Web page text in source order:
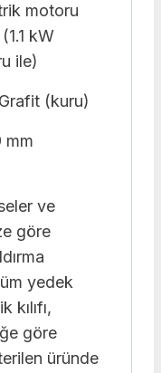
motoru
kW
ile)
(kuru)
mm
ve
göre
yedek
kılıfı,
göre
üründe